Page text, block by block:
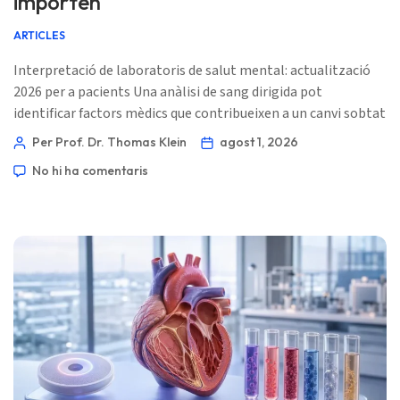
ARTICLES
Interpretació de laboratoris de salut mental: actualització
2026 per a pacients Una anàlisi de sang dirigida pot
identificar factors mèdics que contribueixen a un canvi sobtat
de l’estat d’ànim, però cap panell de laboratori pot
l’estrès en les relacions. La pregunta útil no és “quin test
📖 ~11 minuts 📅 […]
Per Prof. Dr. Thomas Klein
agost 1, 2026
No hi ha comentaris